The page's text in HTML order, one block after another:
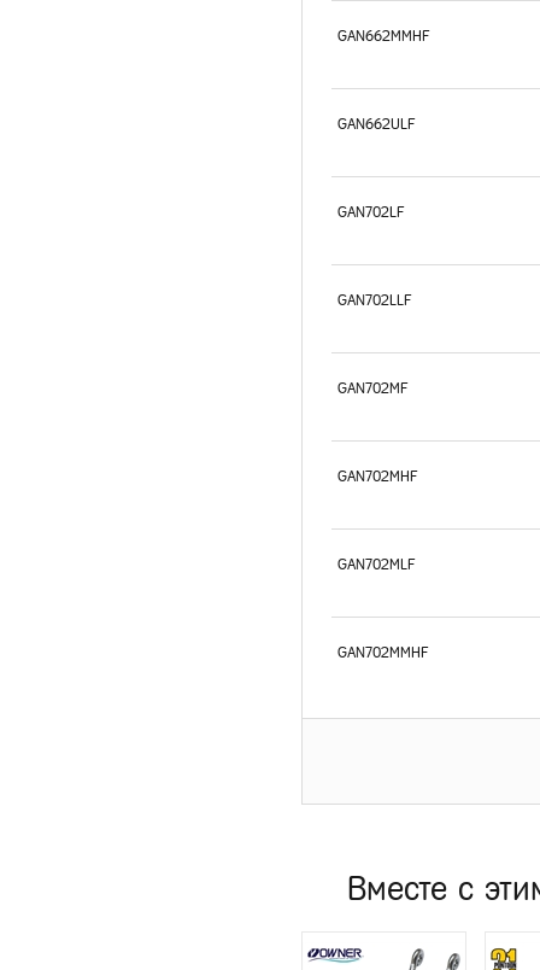
GAN662MMHF
GAN662ULF
GAN702LF
GAN702LLF
GAN702MF
GAN702MHF
GAN702MLF
GAN702MMHF
Вместе с